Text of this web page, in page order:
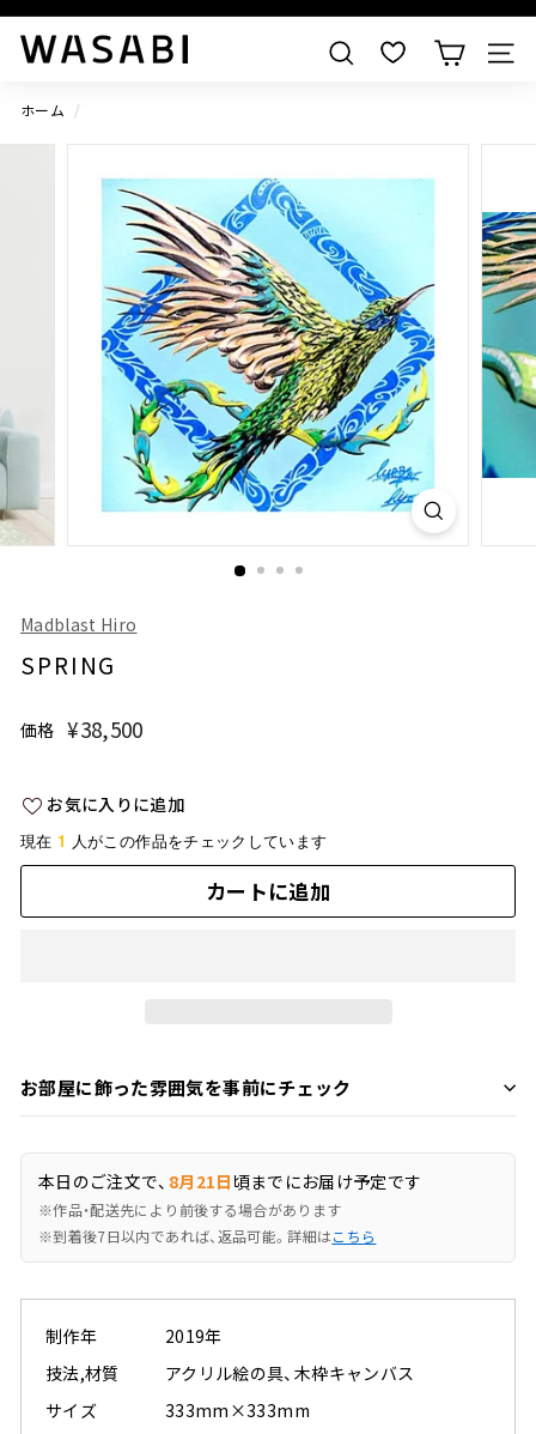
すべての作品を見る
W
S
A
検索
ホーム /
Madblast Hiro
SPRING
価格
通
格
¥38,500
お気に入りに追加
現在 1 人がこの作品をチェックしています
カートに追加
お部屋に飾った雰囲気を事前にチェック
本日のご注文で、 8月21日 頃までにお届け予定です
※作品・配送先により前後する場合があります
※到着後7日以内であれば、返品可能。詳細はこちら
制作年
2019年
技法,材質
アクリル絵の具、木枠キャンバス
サイズ
333mm×333mm